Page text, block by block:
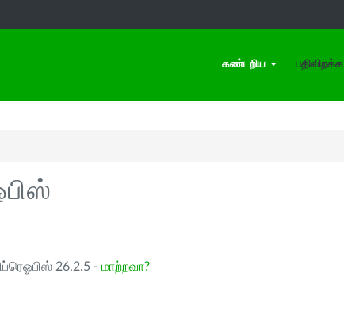
கண்டறிய பதிவிறக்க
26.2.5 - மாற்றவா?